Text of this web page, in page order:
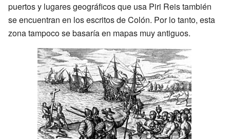
puertos y lugares geográficos que usa Piri Reis también
se encuentran en los escritos de Colón. Por lo tanto, esta
zona tampoco se basaría en mapas muy antiguos.